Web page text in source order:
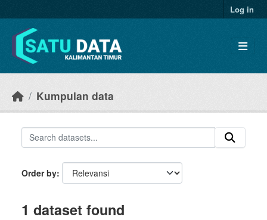
Log in
Kumpulan data
Order by
1 dataset found